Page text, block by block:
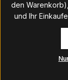
den
und Ihr
notwendigen
Klick auf "Nur
Zugang zu den
unserer Website